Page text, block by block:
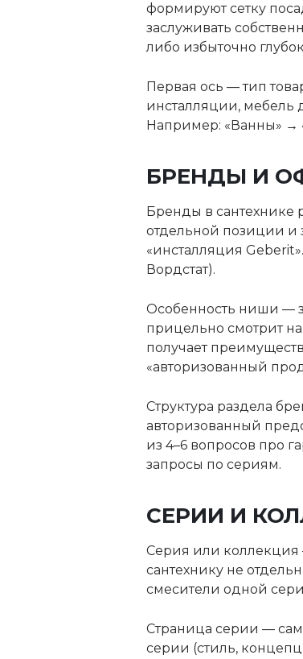
формируют сетку
заслуживать
либо избыточно
Первая ось — тип
инсталляции, мебель
Например: «Ванны» →
БРЕНДЫ И
Бренды в сантехнике
отдельной позиции и
«инсталляция
Вордстат).
Особенность ниши —
прицельно смотрит на
получает
«авторизованный
Структура раздела
авторизованный
из 4–6 вопросов про
запросы по сериям.
СЕРИИ И
Серия или коллекция
сантехнику не
смесители одной
Страница серии —
серии (стиль,